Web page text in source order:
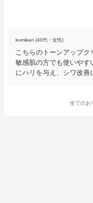
kumikan (40代・女性)
こちらのトーンアップ
敏感肌の方でも使いや
にハリを与え、シワ改善
全てのお